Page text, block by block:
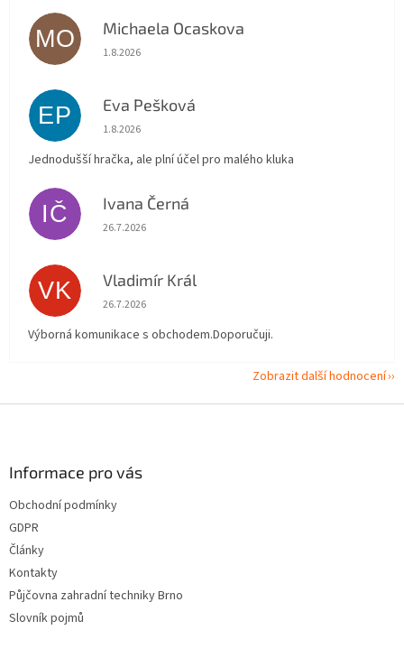
MO Michaela Ocaskova
Hodnocení obchodu je 5 z 5 hvězdiček.
1.8.2026
EP Eva Pešková
Hodnocení obchodu je 5 z 5 hvězdiček.
1.8.2026
Jednodušší hračka, ale plní účel pro malého kluka
IČ Ivana Černá
Hodnocení obchodu je 5 z 5 hvězdiček.
26.7.2026
VK Vladimír Král
Hodnocení obchodu je 5 z 5 hvězdiček.
26.7.2026
Výborná komunikace s obchodem.Doporučuji.
Zobrazit další hodnocení
Informace pro vás
Obchodní podmínky
GDPR
Články
Kontakty
Půjčovna zahradní techniky Brno
Slovník pojmů